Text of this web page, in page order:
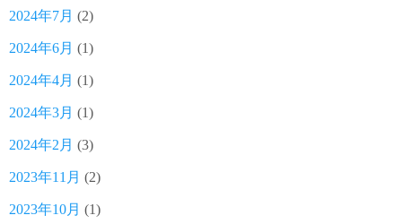
2024年7月 (2)
2024年6月 (1)
2024年4月 (1)
2024年3月 (1)
2024年2月 (3)
2023年11月 (2)
2023年10月 (1)